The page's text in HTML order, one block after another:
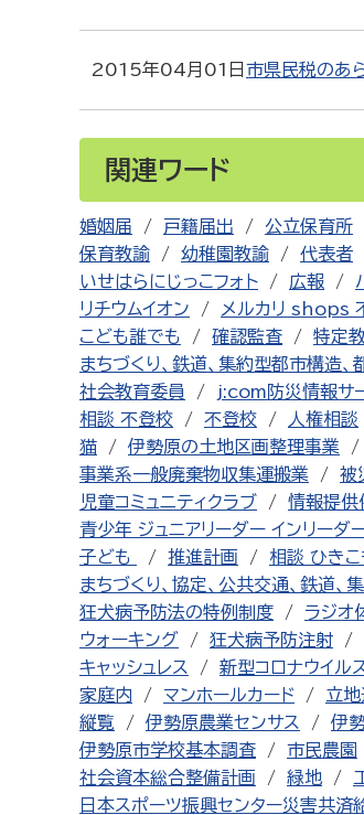
2015年04月01日 市県民税のあ
関連ワード
婚姻届 戸籍届出 公立保育所
保育教諭
幼稚園教諭 代表者
いせはらにじっこフォト
広報
リチウムイオン
メルカリ shops
こども誰でも
確認監査 特定
まちづくり、鉄道、集約型都市構造、
社会教育委員
j:com防災情報サ
相談 不登校
不登校 人権相談
猫
伊勢原の土地区画整理事業
事業系一般廃棄物収集運搬業
被
児童コミュニティクラブ
情報提供
青少年 ジュニアリーダー インリーダ
子ども
推進計画 相談 ひきこ
まちづくり、協定、公共交通、鉄道
狂犬病予防法の特例制度
ラジオ
ウォーキング
狂犬病予防注射
キャッシュレス
新型コロナウイル
家庭内
マンホールカード 立
縦覧
伊勢原農業センサス 伊
伊勢原市学校基本調査
市民農園
社会資本総合整備計画
緑地
日本スポーツ振興センター災害共済